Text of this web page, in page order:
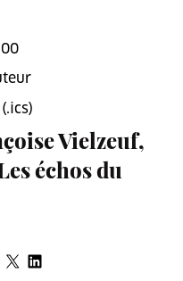
(.ics)
Vielzeuf,
échos du
Facebook
sur X
Partager sur LinkedIn